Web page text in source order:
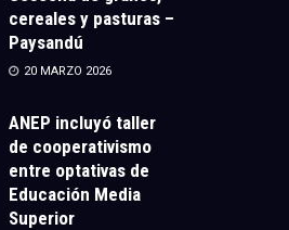
cereales y pasturas –
Paysandú
20 MARZO 2026
ANEP incluyó taller
de cooperativismo
entre optativas de
Educación Media
Superior